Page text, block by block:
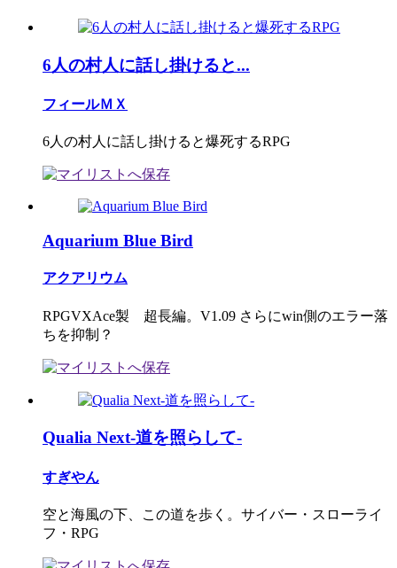
6人の村人に話し掛けると...
フィールＭＸ
6人の村人に話し掛けると爆死するRPG
Aquarium Blue Bird
アクアリウム
RPGVXAce製 超長編。V1.09 さらにwin側のエラー落
ちを抑制？
Qualia Next-道を照らして-
すぎやん
空と海風の下、この道を歩く。サイバー・スローライ
フ・RPG